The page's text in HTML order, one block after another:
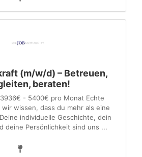
(m/w/d) – Betreuen,
beraten!
- 5400€ pro Monat Echte
wissen, dass du mehr als eine
individuelle Geschichte, dein
deine Persönlichkeit sind uns ...